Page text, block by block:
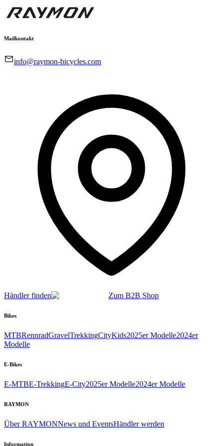
Mailkontakt
info@raymon-bicycles.com
Händler finden Zum B2B Shop
Bikes
MTBRennradGravelTrekkingCityKids2025er Modelle2024er
Modelle
E-Bikes
E-MTBE-TrekkingE-City2025er Modelle2024er Modelle
RAYMON
Über RAYMONNews und EventsHändler werden
Information